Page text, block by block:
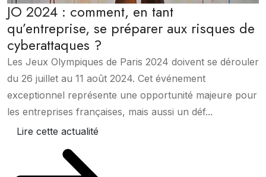
JO 2024 : comment, en tant
qu’entreprise, se préparer aux risques de
cyberattaques ?
Les Jeux Olympiques de Paris 2024 doivent se dérouler
du 26 juillet au 11 août 2024. Cet événement
exceptionnel représente une opportunité majeure pour
les entreprises françaises, mais aussi un déf...
Lire cette actualité